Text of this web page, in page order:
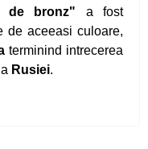
cu juniori
la postul de
Canotaj
o medalie
de bronz" a fost
de aceeasi culoare,
terminind intrecerea
Rusiei.